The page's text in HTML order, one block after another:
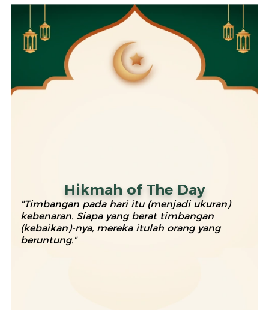
Hikmah of The Day
"Timbangan pada hari itu (menjadi ukuran)
kebenaran. Siapa yang berat timbangan
(kebaikan)-nya, mereka itulah orang yang
beruntung."